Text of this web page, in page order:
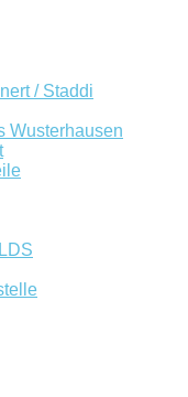
/ Staddi
Wusterhausen